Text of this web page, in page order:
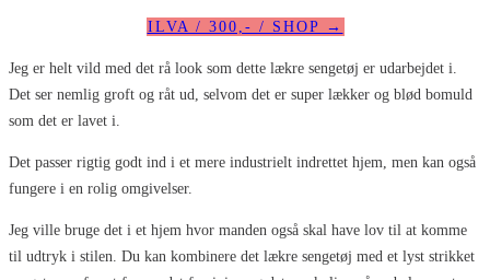
ILVA / 300,- / SHOP →
Jeg er helt vild med det rå look som dette lækre sengetøj er udarbejdet i.
Det ser nemlig groft og råt ud, selvom det er super lækker og blød bomuld
som det er lavet i.
Det passer rigtig godt ind i et mere industrielt indrettet hjem, men kan også
fungere i en rolig omgivelser.
Jeg ville bruge det i et hjem hvor manden også skal have lov til at komme
til udtryk i stilen. Du kan kombinere det lækre sengetøj med et lyst strikket